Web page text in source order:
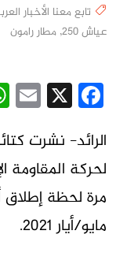
تابع معنا الأخبار
عياش 250
, مطار رامون
X
الرائد- نشرت
لحركة
مايو/أيار 2021.